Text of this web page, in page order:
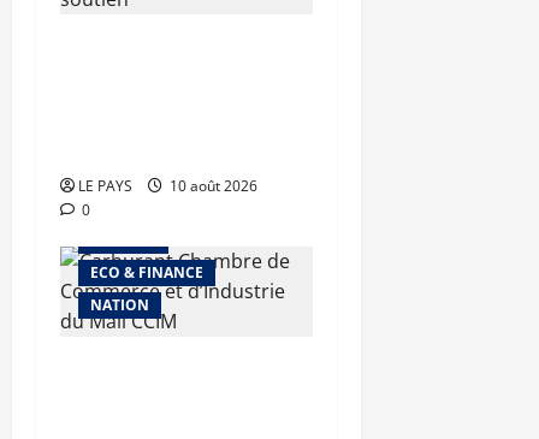
LE PAYS
10 août 2026
0
ECO & FINANCE
NATION